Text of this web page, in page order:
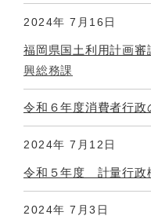
2024年 7月16日
福岡県国土利用計画審
興総務課
令和６年度消費者行政
2024年 7月12日
令和５年度 計量行政
2024年 7月3日